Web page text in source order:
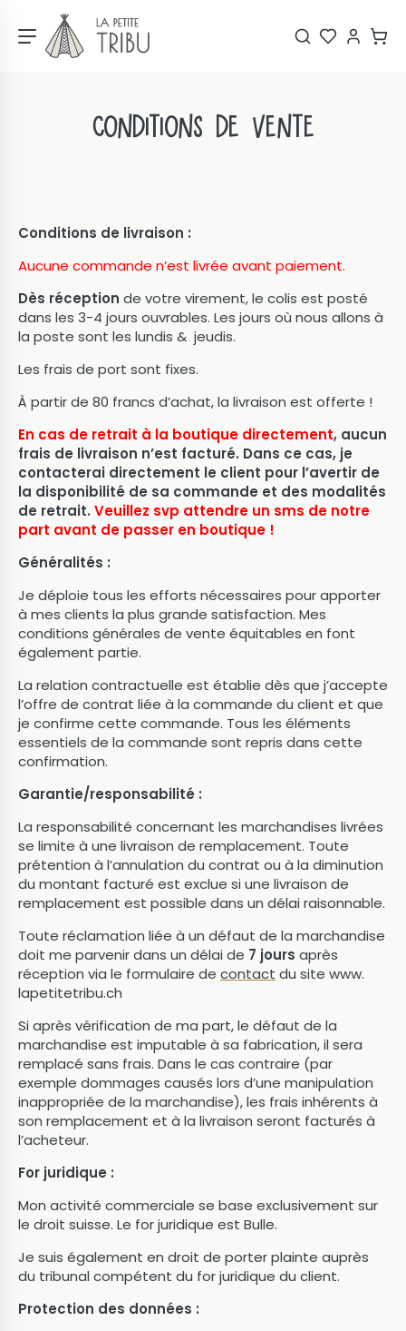
Conditions de vente
Conditions de livraison :
Aucune commande n’est livrée avant paiement.
Dès réception de votre virement, le colis est posté
dans les 3-4 jours ouvrables. Les jours où nous allons à
la poste sont les lundis & jeudis.
Les frais de port sont fixes.
À partir de 80 francs d’achat, la livraison est offerte !
En cas de retrait à la boutique directement, aucun
frais de livraison n’est facturé. Dans ce cas, je
contacterai directement le client pour l’avertir de
la disponibilité de sa commande et des modalités
de retrait. Veuillez svp attendre un sms de notre
part avant de passer en boutique !
Généralités :
Je déploie tous les efforts nécessaires pour apporter
à mes clients la plus grande satisfaction. Mes
conditions générales de vente équitables en font
également partie.
La relation contractuelle est établie dès que j’accepte
l’offre de contrat liée à la commande du client et que
je confirme cette commande. Tous les éléments
essentiels de la commande sont repris dans cette
confirmation.
Garantie/responsabilité :
La responsabilité concernant les marchandises livrées
se limite à une livraison de remplacement. Toute
prétention à l’annulation du contrat ou à la diminution
du montant facturé est exclue si une livraison de
remplacement est possible dans un délai raisonnable.
Toute réclamation liée à un défaut de la marchandise
doit me parvenir dans un délai de 7 jours après
réception via le formulaire de contact du site www.
lapetitetribu.ch
Si après vérification de ma part, le défaut de la
marchandise est imputable à sa fabrication, il sera
remplacé sans frais. Dans le cas contraire (par
exemple dommages causés lors d’une manipulation
inappropriée de la marchandise), les frais inhérents à
son remplacement et à la livraison seront facturés à
l’acheteur.
For juridique :
Mon activité commerciale se base exclusivement sur
le droit suisse. Le for juridique est Bulle.
Je suis également en droit de porter plainte auprès
du tribunal compétent du for juridique du client.
Protection des données :